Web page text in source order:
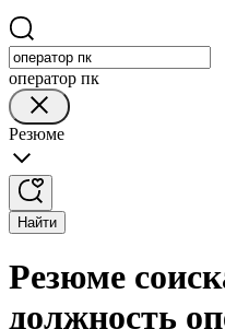
оператор пк
Резюме
Найти
Резюме
должность